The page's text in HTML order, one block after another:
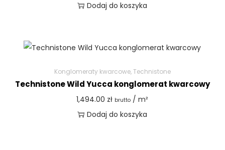
Dodaj do koszyka
Konglomeraty kwarcowe,Technistone
Technistone Wild Yucca konglomerat kwarcowy
1,494.00 zł brutto / m²
Dodaj do koszyka